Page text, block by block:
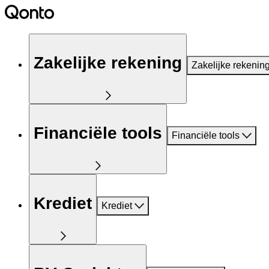
Zakelijke rekening Zakelijke
Financiële tools Financiële tools
Krediet Krediet